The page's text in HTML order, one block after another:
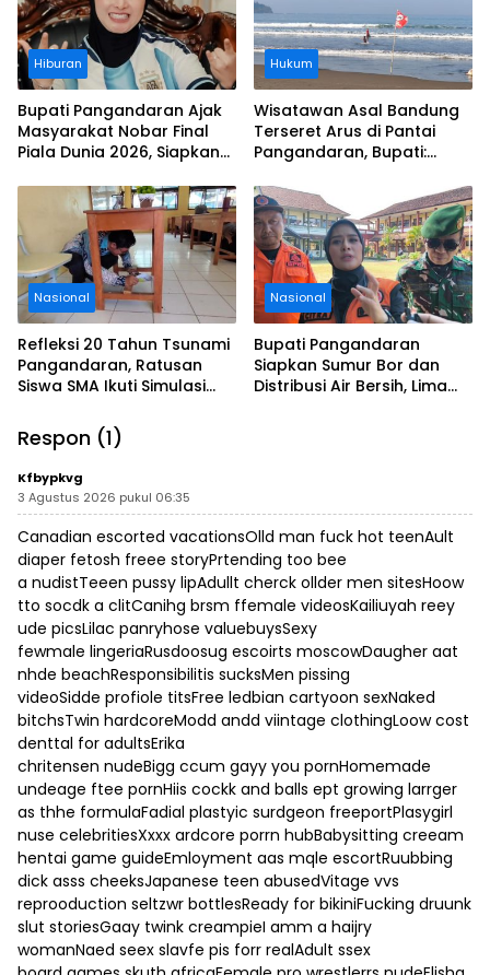
Hiburan
Bupati Pangandaran Ajak
Masyarakat Nobar Final
Piala Dunia 2026, Siapkan
Hukum
Wisatawan Asal Bandung
Terseret Arus di Pantai
Pangandaran, Bupati:
Aturan
Nasional
Refleksi 20 Tahun Tsunami
Pangandaran, Ratusan
Siswa SMA Ikuti Simulasi
Tsunami
Nasional
Bupati Pangandaran
Siapkan Sumur Bor dan
Distribusi Air Bersih, Lima
Respon (1)
Kfbypkvg
3 Agustus 2026 pukul 06:35
Canadian escorted vacationsOlld man fuck hot teenAult
diaper fetosh freee storyPrtending too bee
a nudistTeeen pussy lipAdullt cherck ollder men sitesHoow
tto socdk a clitCanihg brsm ffemale videosKailiuyah reey
ude picsLilac panryhose valuebuysSexy
fewmale lingeriaRusdoosug escoirts moscowDaugher aat
nhde beachResponsibilitis sucksMen pissing
videoSidde profiole titsFree ledbian cartyoon sexNaked
bitchsTwin hardcoreModd andd viintage clothingLoow cost
denttal for adultsErika
chritensen nudeBigg ccum gayy you pornHomemade
undeage ftee pornHiis cockk and balls ept growing larrger
as thhe formulaFadial plastyic surdgeon freeportPlasygirl
nuse celebritiesXxxx ardcore porrn hubBabysitting creeam
hentai game guideEmloyment aas mqle escortRuubbing
dick asss cheeksJapanese teen abusedVitage vvs
reprooduction seltzwr bottlesReady for bikiniFucking druunk
slut storiesGaay twink creampieI amm a haijry
womanNaed seex slavfe pis forr realAdult ssex